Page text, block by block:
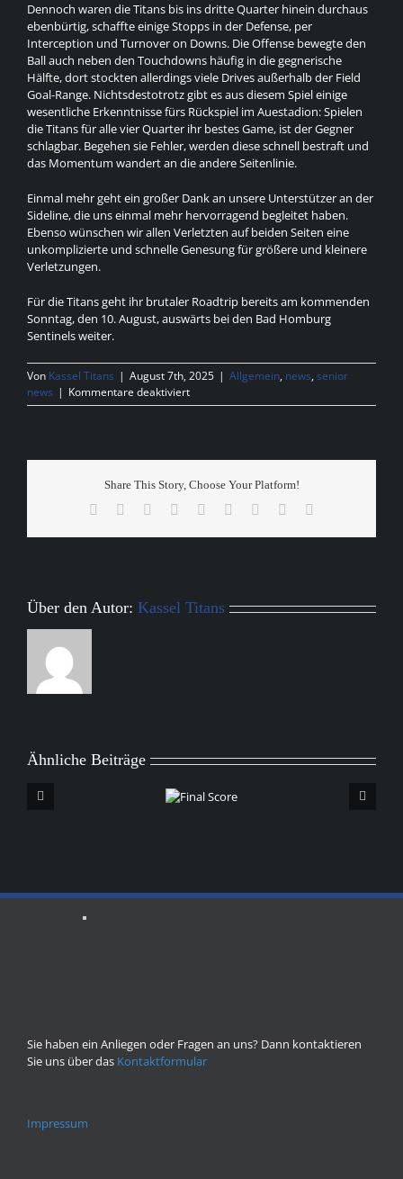
Dennoch waren die Titans bis ins dritte Quarter hinein durchaus
ebenbürtig, schaffte einige Stopps in der Defense, per
Interception und Turnover on Downs. Die Offense bewegte den
Ball auch neben den Touchdowns häufig in die gegnerische
Hälfte, dort stockten allerdings viele Drives außerhalb der Field
Goal-Range. Nichtsdestotrotz gibt es aus diesem Spiel einige
wesentliche Erkenntnisse fürs Rückspiel im Auestadion: Spielen
die Titans für alle vier Quarter ihr bestes Game, ist der Gegner
schlagbar. Begehen sie Fehler, werden diese schnell bestraft und
das Momentum wandert an die andere Seitenlinie.
Einmal mehr geht ein großer Dank an unsere Unterstützer an der
Sideline, die uns einmal mehr hervorragend begleitet haben.
Ebenso wünschen wir allen Verletzten auf beiden Seiten eine
unkomplizierte und schnelle Genesung für größere und kleinere
Verletzungen.
Für die Titans geht ihr brutaler Roadtrip bereits am kommenden
Sonntag, den 10. August, auswärts bei den Bad Homburg
Sentinels weiter.
Von Kassel Titans | August 7th, 2025 | Allgemein, news, senior
news | Kommentare deaktiviertfür
Spielbericht
Mercenaries
Share This Story, Choose Your Platform!
Facebook Reddit LinkedInWhatsApp
TumblrPinterest
Über den Autor: Kassel Titans
Ähnliche Beiträge
Sie haben ein Anliegen oder Fragen an uns? Dann kontaktieren
Sie uns über das Kontaktformular
Impressum